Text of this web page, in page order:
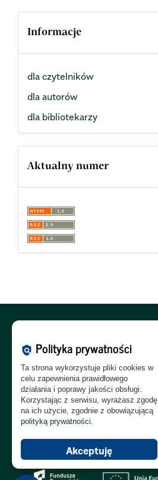
Informacje
dla czytelników
dla autorów
dla bibliotekarzy
Aktualny numer
Polityka Prywatności:PL
Polityka RODO:PL|EN
policy Polityka prywatności
Ta strona wykorzystuje pliki cookies w
celu zapewnienia prawidłowego
działania i poprawy jakości obsługi.
Korzystając z serwisu, wyrażasz zgodę
na ich użycie, zgodnie z obowiązującą
polityką prywatności
Akceptuję